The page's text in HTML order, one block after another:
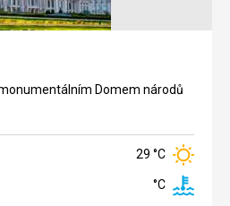
Domem národů
29 °C
°C